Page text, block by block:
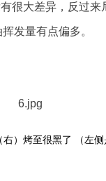
很大差异，反过
发量有点偏多。
右）烤至很黑了 （左